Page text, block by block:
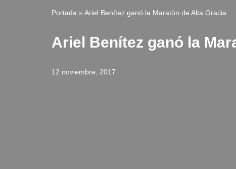
Portada » Ariel Benítez ganó la Maratón de Alta Gracia
Ariel Benítez ganó la
12 noviembre, 2017